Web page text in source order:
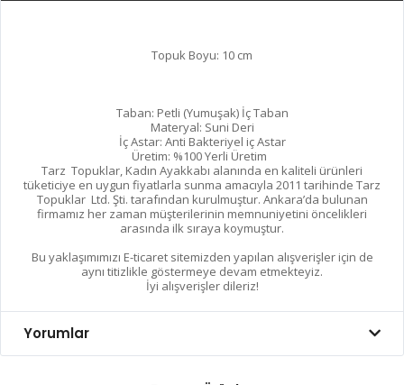
Topuk Boyu: 10 cm
Taban: Petli (Yumuşak) İç Taban
Materyal: Suni Deri
İç Astar: Anti Bakteriyel iç Astar
Üretim: %100 Yerli Üretim
Tarz Topuklar, Kadın Ayakkabı alanında en kaliteli ürünleri
tüketiciye en uygun fiyatlarla sunma amacıyla 2011 tarihinde Tarz
Topuklar Ltd. Şti. tarafından kurulmuştur. Ankara’da bulunan
firmamız her zaman müşterilerinin memnuniyetini öncelikleri
arasında ilk sıraya koymuştur.
Bu yaklaşımımızı E-ticaret sitemizden yapılan alışverişler için de
aynı titizlikle göstermeye devam etmekteyiz.
İyi alışverişler dileriz!
Yorumlar